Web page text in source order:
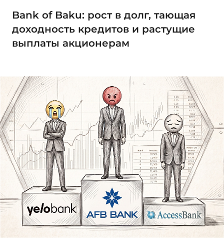
Bank of Baku: рост в долг, тающая
доходность кредитов и растущие
выплаты акционерам